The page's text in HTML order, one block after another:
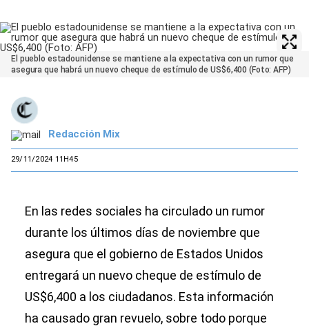
El pueblo estadounidense se mantiene a la expectativa con un rumor que
asegura que habrá un nuevo cheque de estímulo de US$6,400 (Foto: AFP)
Redacción Mix
29/11/2024 11H45
En las redes sociales ha circulado un rumor
durante los últimos días de noviembre que
asegura que el gobierno de Estados Unidos
entregará un nuevo cheque de estímulo de
US$6,400 a los ciudadanos. Esta información
ha causado gran revuelo, sobre todo porque